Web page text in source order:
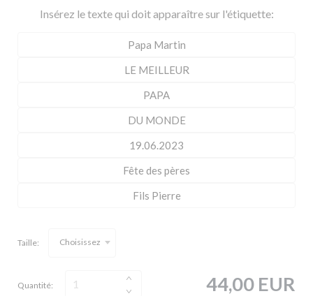
Insérez le texte qui doit apparaître sur l'étiquette:
Taille: Choisissez
Quantité: 44,00 EUR